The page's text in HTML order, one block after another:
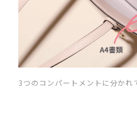
3つのコンパートメントに分かれ